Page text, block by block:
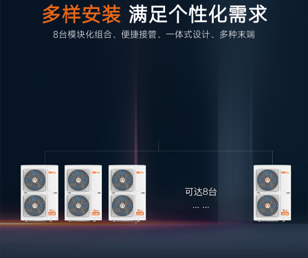
多样安装 满足个性化需求
8台模块化组合、便捷接管、一体式设计、多种末端